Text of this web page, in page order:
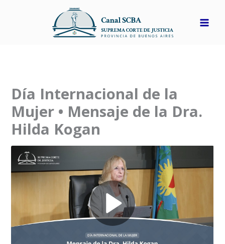
Día Internacional de la
Mujer • Mensaje de la Dra.
Hilda Kogan